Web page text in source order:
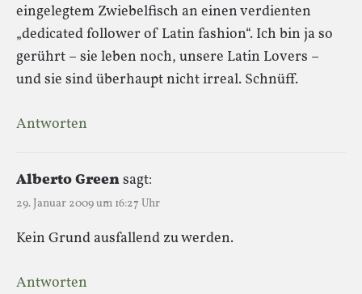
eingelegtem Zwiebelfisch an einen verdienten
„dedicated follower of Latin fashion“. Ich bin ja so
gerührt – sie leben noch, unsere Latin Lovers –
und sie sind überhaupt nicht irreal. Schnüff.
Antworten
Alberto Greensagt:
29. Januar 2009 um 16:27 Uhr
Kein Grund ausfallend zu werden.
Antworten